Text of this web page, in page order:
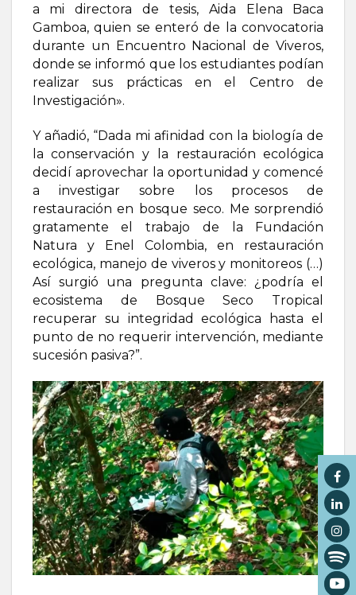
a mi directora de tesis, Aida Elena Baca
Gamboa, quien se enteró de la convocatoria
durante un Encuentro Nacional de Viveros,
donde se informó que los estudiantes podían
realizar sus prácticas en el Centro de
Investigación».
Y añadió, “Dada mi afinidad con la biología de
la conservación y la restauración ecológica
decidí aprovechar la oportunidad y comencé
a investigar sobre los procesos de
restauración en bosque seco. Me sorprendió
gratamente el trabajo de la Fundación
Natura y Enel Colombia, en restauración
ecológica, manejo de viveros y monitoreos (…)
Así surgió una pregunta clave: ¿podría el
ecosistema de Bosque Seco Tropical
recuperar su integridad ecológica hasta el
punto de no requerir intervención, mediante
sucesión pasiva?”.